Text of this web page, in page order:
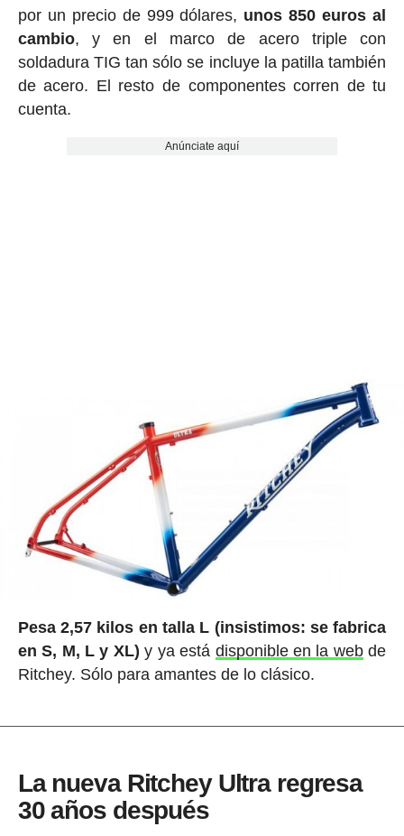
por un precio de 999 dólares, unos 850 euros al
cambio, y en el marco de acero triple con
soldadura TIG tan sólo se incluye la patilla también
de acero. El resto de componentes corren de tu
cuenta.
Anúnciate aquí
Pesa 2,57 kilos en talla L (insistimos: se fabrica
en S, M, L y XL) y ya está disponible en la webde
Ritchey. Sólo para amantes de lo clásico.
La nueva Ritchey Ultra regresa
30 años después